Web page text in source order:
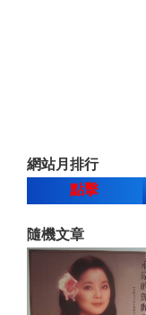
網站月排行
點擊
隨機文章